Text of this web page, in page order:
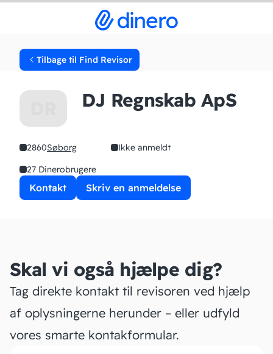
Tilbage til Find Revisor
DJ Regnskab ApS
2860Søborg
Ikke anmeldt
27 Dinerobrugere
Kontakt Skriv en anmeldelse
Skal vi også hjælpe dig?
Tag direkte kontakt til revisoren ved hjælp
af oplysningerne herunder – eller udfyld
vores smarte kontakformular.